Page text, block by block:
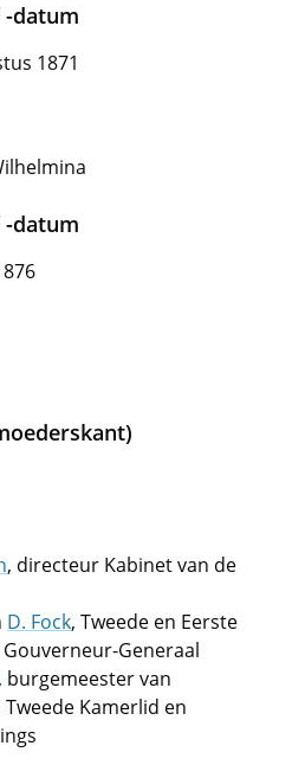
datum
1871
datum
, directeur Kabinet van de
D. Fock, Tweede en Eerste
Generaal
, burgemeester van
Kamerlid en